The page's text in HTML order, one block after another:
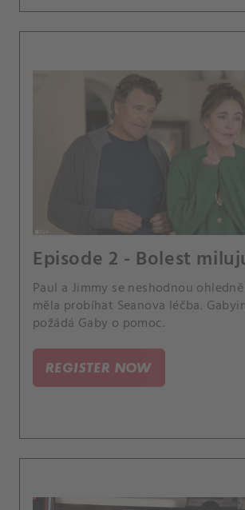
Episode 2 - Bolest
Paul a Jimmy se neshodnou
měla probíhat Seanova léčba.
požádá Gaby o pomoc.
REGISTER NOW